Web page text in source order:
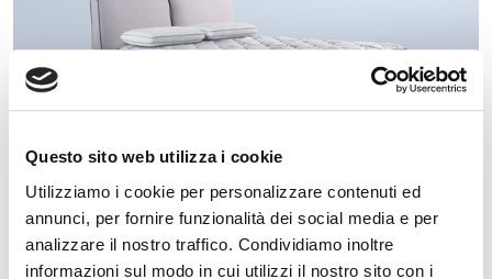
Questo sito web utilizza i cookie
Utilizziamo i cookie per personalizzare contenuti ed
annunci, per fornire funzionalità dei social media e per
analizzare il nostro traffico. Condividiamo inoltre
informazioni sul modo in cui utilizzi il nostro sito con i
MAGNICOOL